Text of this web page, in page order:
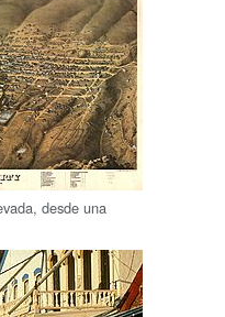
desde una